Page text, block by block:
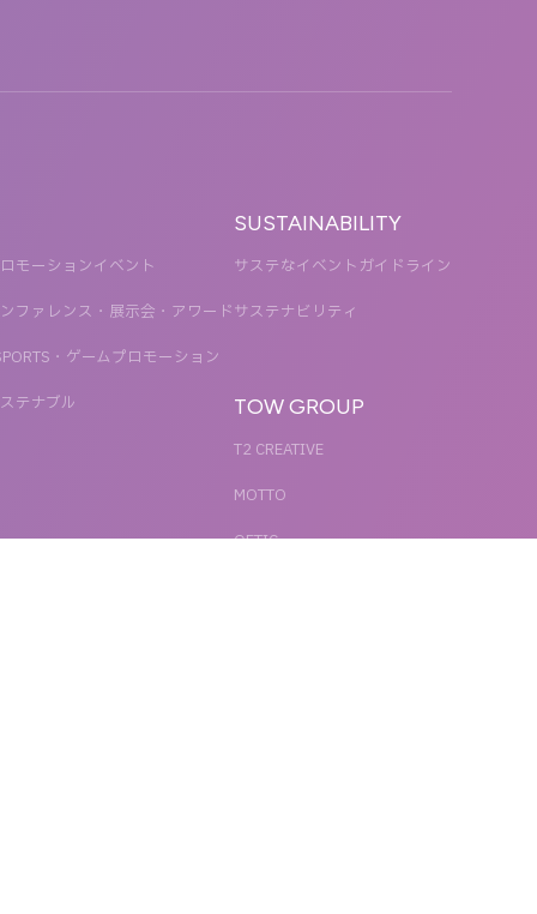
モーションイベント
ファレンス・展示会・アワード
・ゲームプロモーション
テナブル
SUSTAINABILITY
サステなイベントガイドライン
サステナビリティ
TOW GROUP
T2 CREATIVE
MOTTO
QETIC